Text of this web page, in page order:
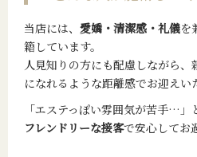
当店には、 愛嬌・清潔感・礼儀を
籍しています。
人見知りの方にも配慮しながら
になれるような距離感でお迎えい
「エステっぽい雰囲気が苦手…」
フレンドリーな接客で安心してお